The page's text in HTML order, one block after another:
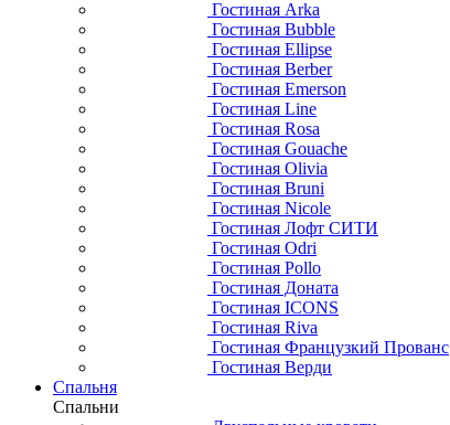
Гостиная Arka
Гостиная Bubble
Гостиная Ellipse
Гостиная Berber
Гостиная Emerson
Гостиная Line
Гостиная Rosa
Гостиная Gouache
Гостиная Olivia
Гостиная Bruni
Гостиная Nicole
Гостиная Лофт СИТИ
Гостиная Odri
Гостиная Pollo
Гостиная Доната
Гостиная ICONS
Гостиная Riva
Гостиная Французкий Прованс
Гостиная Верди
Спальня
Спальни